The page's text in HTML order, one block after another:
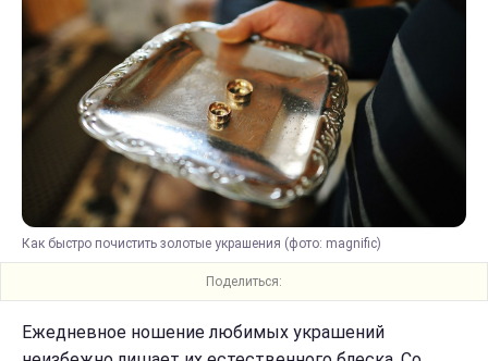
Как быстро почистить золотые украшения (фото: magnific)
Поделиться:
Ежедневное ношение любимых украшений